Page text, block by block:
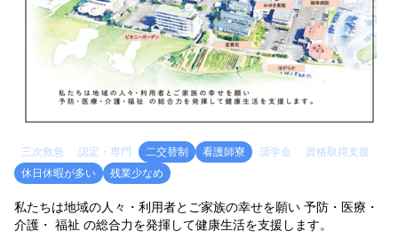
三次救急 認定・専門 二交替制 看護師寮 奨学金
資格取得支援
休日休暇が多い
残業少なめ
私たちは地域の人々・利用者とご家族の幸せを願い 予防・医療・
介護・ 福祉 の総合力を発揮して健康生活を支援します。